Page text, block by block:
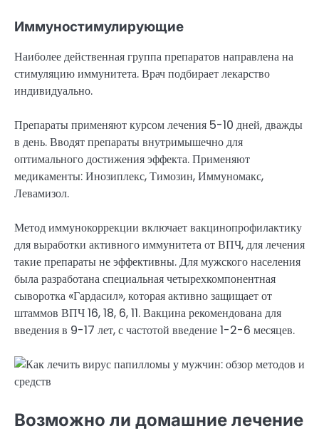
Иммуностимулирующие
Наиболее действенная группа препаратов направлена на
стимуляцию иммунитета. Врач подбирает лекарство
индивидуально.
Препараты применяют курсом лечения 5-10 дней, дважды
в день. Вводят препараты внутримышечно для
оптимального достижения эффекта. Применяют
медикаменты: Инозиплекс, Тимозин, Иммуномакс,
Левамизол.
Метод иммунокоррекции включает вакцинопрофилактику
для выработки активного иммунитета от ВПЧ, для лечения
такие препараты не эффективны. Для мужского населения
была разработана специальная четырехкомпонентная
сыворотка «Гардасил», которая активно защищает от
штаммов ВПЧ 16, 18, 6, 11. Вакцина рекомендована для
введения в 9-17 лет, с частотой введение 1-2-6 месяцев.
Возможно ли домашние лечение